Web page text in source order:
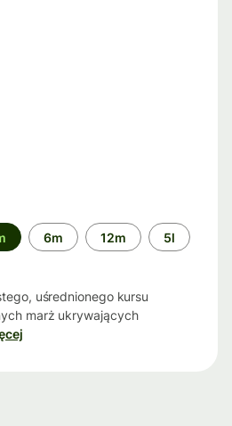
6m 12m 5l
uśrednionego kursu
marż ukrywających